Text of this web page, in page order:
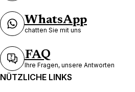
WhatsApp
chatten Sie mit uns
FAQ
Ihre Fragen, unsere Antworten
NÜTZLICHE LINKS